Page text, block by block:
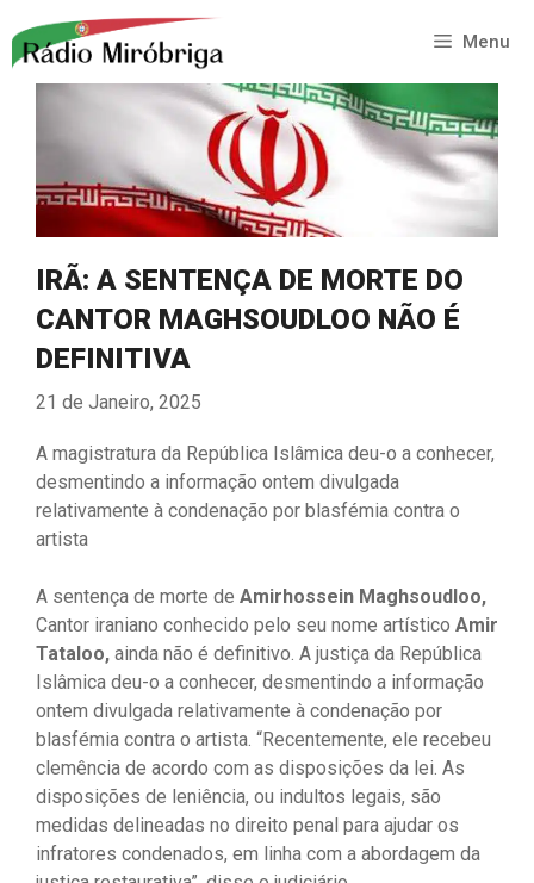
para
Menu
IRÃ: A SENTENÇA DE MORTE DO
CANTOR MAGHSOUDLOO NÃO É
DEFINITIVA
21 de Janeiro, 2025
A magistratura da República Islâmica deu-o a conhecer,
desmentindo a informação ontem divulgada
relativamente à condenação por blasfémia contra o
artista
A sentença de morte de Amirhossein Maghsoudloo,
Cantor iraniano conhecido pelo seu nome artístico Amir
Tataloo, ainda não é definitivo. A justiça da República
Islâmica deu-o a conhecer, desmentindo a informação
ontem divulgada relativamente à condenação por
blasfémia contra o artista. “Recentemente, ele recebeu
clemência de acordo com as disposições da lei. As
disposições de leniência, ou indultos legais, são
medidas delineadas no direito penal para ajudar os
infratores condenados, em linha com a abordagem da